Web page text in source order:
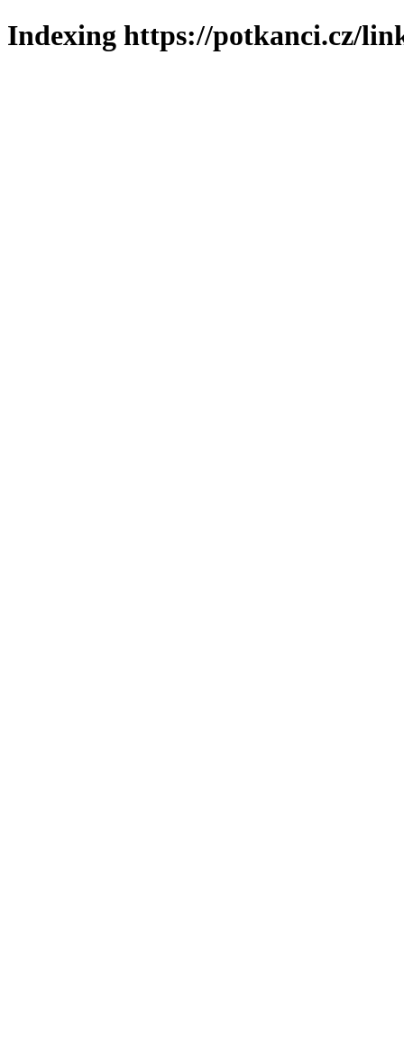
Indexing https://potkanci.cz/